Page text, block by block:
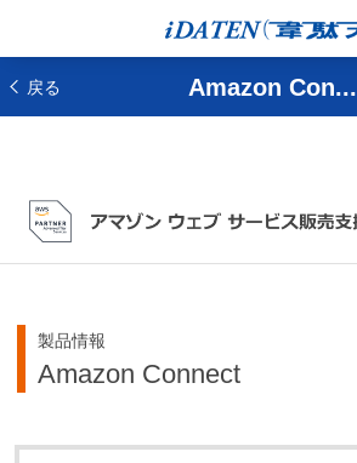
戻る Amazon Con...
製品情報
Amazon Connect